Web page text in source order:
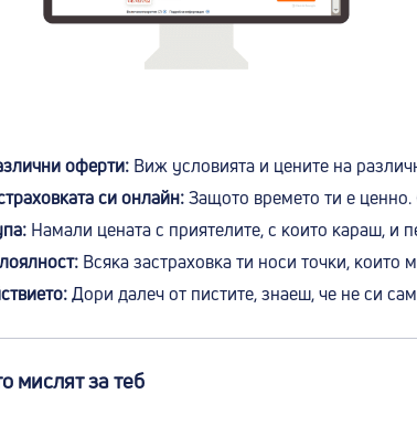
оферти: Виж условията и цените на
си онлайн:Защото времето ти е
Намали цената с приятелите, с които караш, и
Всяка застраховка ти носи точки,
Дори далеч от пистите, знаеш, че не си
мислят за теб